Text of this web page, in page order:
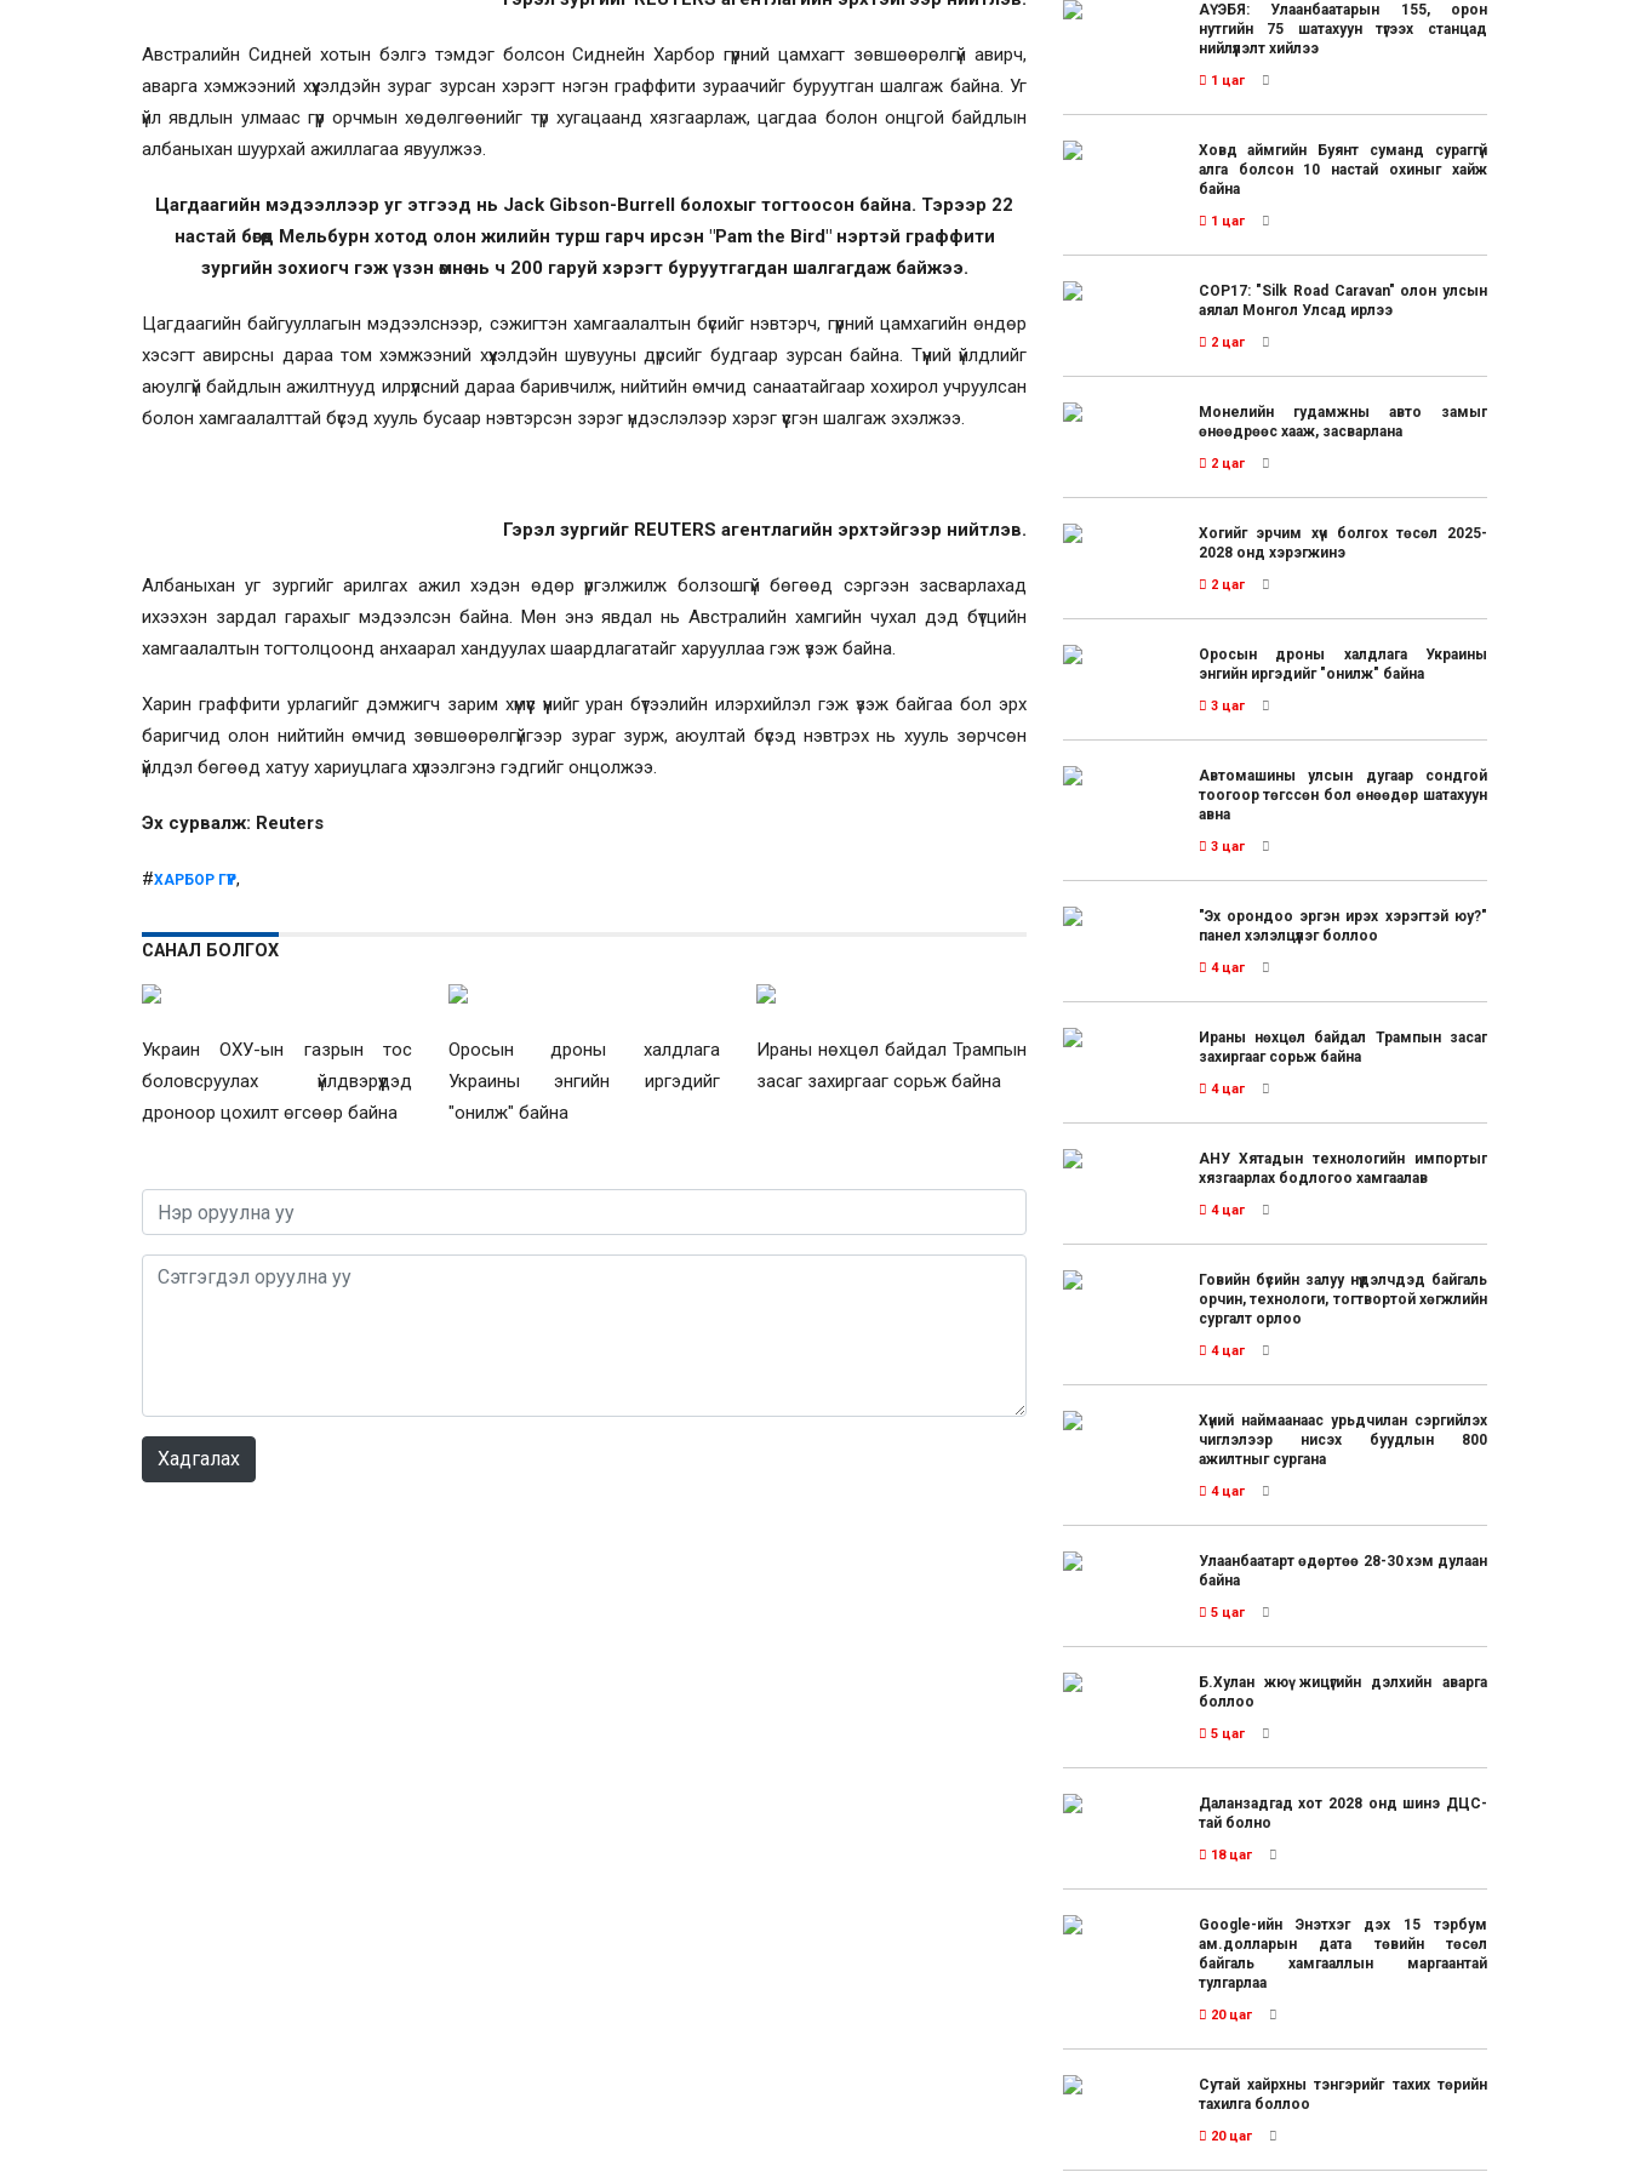
Австралийн Сидней хотын бэлгэ тэмдэг болсон Сиднейн Харбор гүүрний цамхагт зөвшөөрөлгүй авирч,
аварга хэмжээний хүүхэлдэйн зураг зурсан хэрэгт нэгэн граффити зураачийг буруутган шалгаж байна. Уг
үйл явдлын улмаас гүүр орчмын хөдөлгөөнийг түр хугацаанд хязгаарлаж, цагдаа болон онцгой байдлын
албаныхан шуурхай ажиллагаа явуулжээ.
Цагдаагийн мэдээллээр уг этгээд нь Jack Gibson-Burrell болохыг тогтоосон байна. Тэрээр 22
настай бөгөөд Мельбурн хотод олон жилийн турш гарч ирсэн "Pam the Bird" нэртэй граффити
зургийн зохиогч гэж үзэн өмнө нь ч 200 гаруй хэрэгт буруутгагдан шалгагдаж байжээ.
Цагдаагийн байгууллагын мэдээлснээр, сэжигтэн хамгаалалтын бүсийг нэвтэрч, гүүрний цамхагийн өндөр
хэсэгт авирсны дараа том хэмжээний хүүхэлдэйн шувууны дүрсийг будгаар зурсан байна. Түүний үйлдлийг
аюулгүй байдлын ажилтнууд илрүүлсний дараа баривчилж, нийтийн өмчид санаатайгаар хохирол учруулсан
болон хамгаалалттай бүсэд хууль бусаар нэвтэрсэн зэрэг үндэслэлээр хэрэг үүсгэн шалгаж эхэлжээ.
Гэрэл зургийг REUTERS агентлагийн эрхтэйгээр нийтлэв.
Албаныхан уг зургийг арилгах ажил хэдэн өдөр үргэлжилж болзошгүй бөгөөд сэргээн засварлахад
ихээхэн зардал гарахыг мэдээлсэн байна. Мөн энэ явдал нь Австралийн хамгийн чухал дэд бүтцийн
хамгаалалтын тогтолцоонд анхаарал хандуулах шаардлагатайг харууллаа гэж үзэж байна.
Харин граффити урлагийг дэмжигч зарим хүмүүс үүнийг уран бүтээлийн илэрхийлэл гэж үзэж байгаа бол эрх
баригчид олон нийтийн өмчид зөвшөөрөлгүйгээр зураг зурж, аюултай бүсэд нэвтрэх нь хууль зөрчсөн
үйлдэл бөгөөд хатуу хариуцлага хүлээлгэнэ гэдгийг онцолжээ.
Эх сурвалж: Reuters
#ХАРБОР ГҮҮР,
САНАЛ БОЛГОХ
Украин ОХУ-ын газрын тос
боловсруулах үйлдвэрүүдэд
дроноор цохилт өгсөөр байна
Оросын дроны халдлага
Украины энгийн иргэдийг
"онилж" байна
Ираны нөхцөл байдал Трампын
засаг захиргааг сорьж байна
Хадгалах
АҮЭБЯ: Улаанбаатарын 155, орон
нутгийн 75 шатахуун түгээх станцад
нийлүүлэлт хийлээ
1 цаг
Ховд аймгийн Буянт суманд сураггүй
алга болсон 10 настай охиныг хайж
байна
1 цаг
COP17: "Silk Road Caravan" олон улсын
аялал Монгол Улсад ирлээ
2 цаг
Монелийн гудамжны авто замыг
өнөөдрөөс хааж, засварлана
2 цаг
Хогийг эрчим хүч болгох төсөл 2025-
2028 онд хэрэгжинэ
2 цаг
Оросын дроны халдлага Украины
энгийн иргэдийг "онилж" байна
3 цаг
Автомашины улсын дугаар сондгой
тоогоор төгссөн бол өнөөдөр шатахуун
авна
3 цаг
"Эх орондоо эргэн ирэх хэрэгтэй юу?"
панел хэлэлцүүлэг боллоо
4 цаг
Ираны нөхцөл байдал Трампын засаг
захиргааг сорьж байна
4 цаг
АНУ Хятадын технологийн импортыг
хязгаарлах бодлогоо хамгаалав
4 цаг
Говийн бүсийн залуу нүүдэлчдэд байгаль
орчин, технологи, тогтвортой хөгжлийн
сургалт орлоо
4 цаг
Хүний наймаанаас урьдчилан сэргийлэх
чиглэлээр нисэх буудлын 800
ажилтныг сургана
4 цаг
Улаанбаатарт өдөртөө 28-30 хэм дулаан
байна
5 цаг
Б.Хулан жюү жицүгийн дэлхийн аварга
боллоо
5 цаг
Даланзадгад хот 2028 онд шинэ ДЦС-
тай болно
18 цаг
Google-ийн Энэтхэг дэх 15 тэрбум
ам.долларын дата төвийн төсөл
байгаль хамгааллын маргаантай
тулгарлаа
20 цаг
Сутай хайрхны тэнгэрийг тахих төрийн
тахилга боллоо
20 цаг